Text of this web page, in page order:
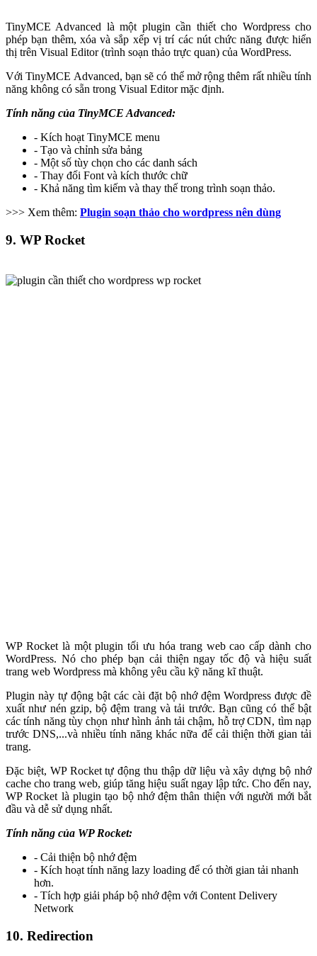
TinyMCE Advanced là một plugin cần thiết cho Wordpress cho
phép bạn thêm, xóa và sắp xếp vị trí các nút chức năng được hiển
thị trên Visual Editor (trình soạn thảo trực quan) của WordPress.
Với TinyMCE Advanced, bạn sẽ có thể mở rộng thêm rất nhiều tính
năng không có sẵn trong Visual Editor mặc định.
Tính năng của TinyMCE Advanced:
- Kích hoạt TinyMCE menu
- Tạo và chỉnh sửa bảng
- Một số tùy chọn cho các danh sách
- Thay đổi Font và kích thước chữ
- Khả năng tìm kiếm và thay thế trong trình soạn thảo.
>>> Xem thêm: Plugin soạn thảo cho wordpress nên dùng
9. WP Rocket
WP Rocket là một plugin tối ưu hóa trang web cao cấp dành cho
WordPress. Nó cho phép bạn cải thiện ngay tốc độ và hiệu suất
trang web Wordpress mà không yêu cầu kỹ năng kĩ thuật.
Plugin này tự động bật các cài đặt bộ nhớ đệm Wordpress được đề
xuất như nén gzip, bộ đệm trang và tải trước. Bạn cũng có thể bật
các tính năng tùy chọn như hình ảnh tải chậm, hỗ trợ CDN, tìm nạp
trước DNS,...và nhiều tính năng khác nữa để cải thiện thời gian tải
trang.
Đặc biệt, WP Rocket tự động thu thập dữ liệu và xây dựng bộ nhớ
cache cho trang web, giúp tăng hiệu suất ngay lập tức. Cho đến nay,
WP Rocket là plugin tạo bộ nhớ đệm thân thiện với người mới bắt
đầu và dễ sử dụng nhất.
Tính năng của WP Rocket:
- Cải thiện bộ nhớ đệm
- Kích hoạt tính năng lazy loading để có thời gian tải nhanh
hơn.
- Tích hợp giải pháp bộ nhớ đệm với Content Delivery
Network
10. Redirection